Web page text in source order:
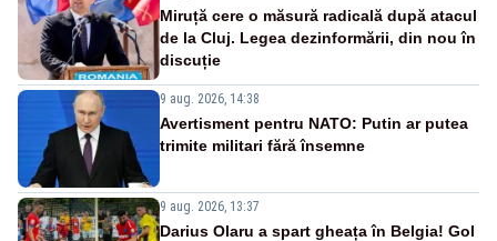
Miruță cere o măsură radicală după atacul
de la Cluj. Legea dezinformării, din nou în
discuție
9 aug. 2026, 14:38
Avertisment pentru NATO: Putin ar putea
trimite militari fără însemne
9 aug. 2026, 13:37
Darius Olaru a spart gheața în Belgia! Gol